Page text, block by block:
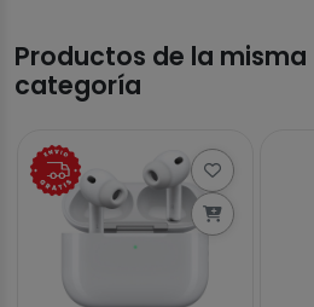
Productos de la misma
categoría